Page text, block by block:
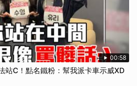
00:58
站C！點名鐵粉：幫我派卡車示威XD